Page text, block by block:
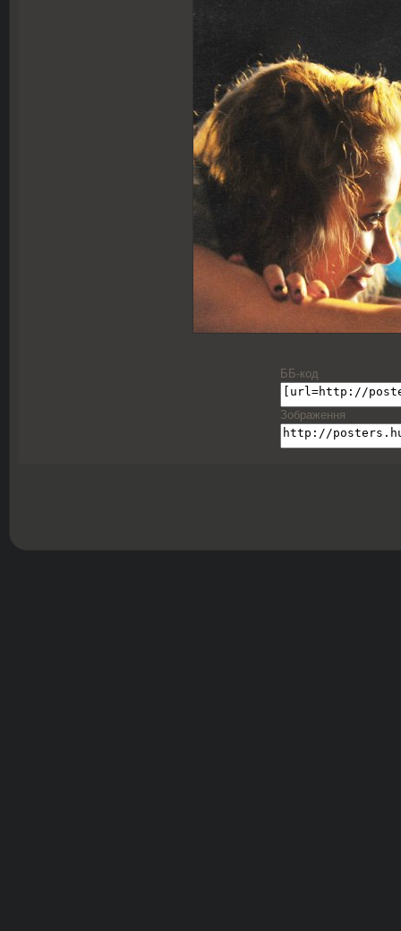
ББ-код
Зображення